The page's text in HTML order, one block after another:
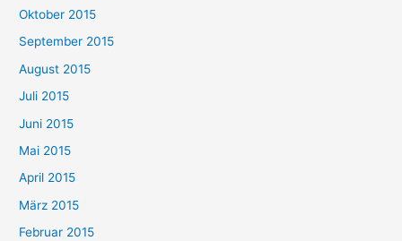
Oktober 2015
September 2015
August 2015
Juli 2015
Juni 2015
Mai 2015
April 2015
März 2015
Februar 2015